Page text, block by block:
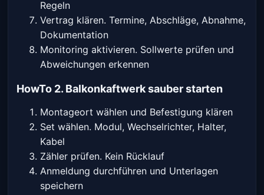
Regeln
Vertrag klären. Termine, Abschläge, Abnahme,
Dokumentation
Monitoring aktivieren. Sollwerte prüfen und
Abweichungen erkennen
HowTo 2. Balkonkaftwerk sauber starten
Montageort wählen und Befestigung klären
Set wählen. Modul, Wechselrichter, Halter,
Kabel
Zähler prüfen. Kein Rücklauf
Anmeldung durchführen und Unterlagen
speichern